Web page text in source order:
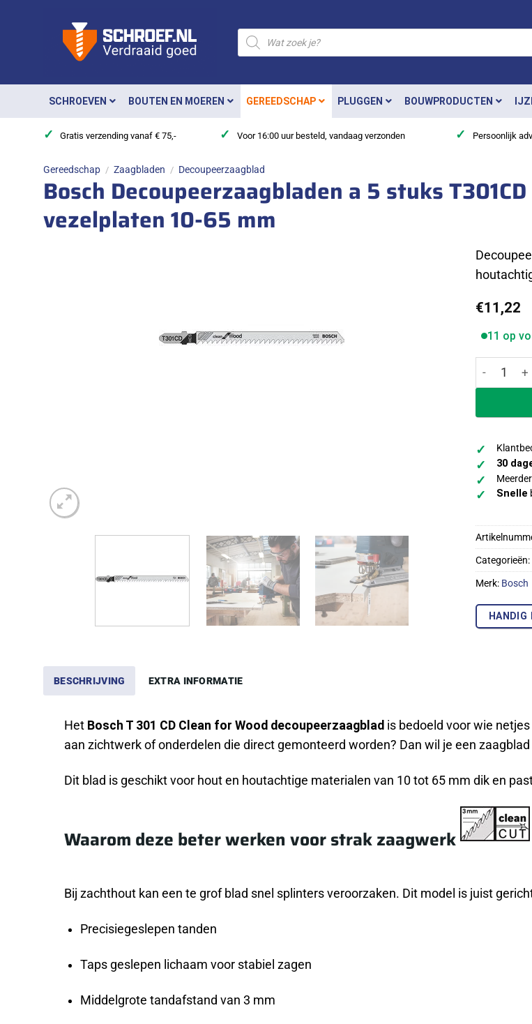
Producten
zoeken
SCHROEVEN BOUTEN EN MOEREN GEREEDSCHAP PLUGGEN BOUWPRODUCTEN
✓ Gratis verzending vanaf € 75,- ✓ Voor 16:00 uur besteld, vandaag verzonden ✓ Persoonlijk
Gereedschap / Zaagbladen / Decoupeerzaagblad
Bosch Decoupeerzaagbladen a 5 stuks
vezelplaten 10-65 mm
€11,22
11 op
Bosch
✓
✓ 30
✓
✓ Snelle
Categorieën:
Merk: Bosch
HANDIG
BESCHRIJVING EXTRA INFORMATIE
Het Bosch T 301 CD Clean for Wood decoupeerzaagblad is bedoeld voor wie
aan zichtwerk of onderdelen die direct gemonteerd worden? Dan wil je een
Dit blad is geschikt voor hout en houtachtige materialen van 10 tot 65 mm dik en
Waarom deze beter werken voor strak zaagwerk
Bij zachthout kan een te grof blad snel splinters veroorzaken. Dit model is juist
Precisiegeslepen tanden
Taps geslepen lichaam voor stabiel zagen
Middelgrote tandafstand van 3 mm